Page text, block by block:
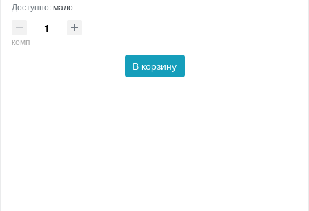
Доступно:мало
комп
В корзину